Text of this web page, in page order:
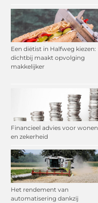
Een diëtist in Halfweg kiezen:
dichtbij maakt opvolging
makkelijker
Financieel advies voor wonen
en zekerheid
Het rendement van
automatisering dankzij